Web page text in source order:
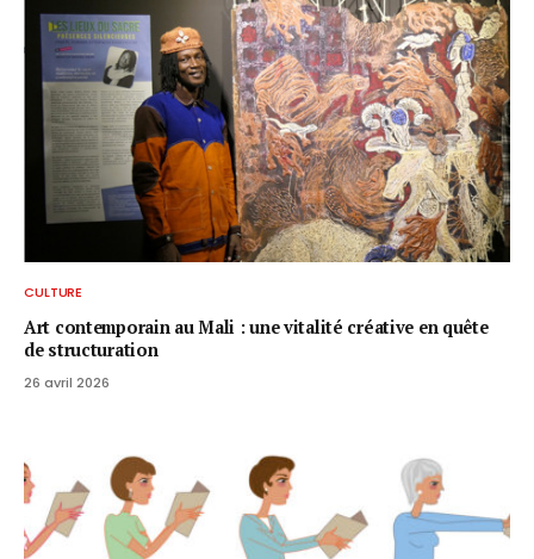
CULTURE
Art contemporain au Mali : une vitalité créative en quête
de structuration
26 avril 2026